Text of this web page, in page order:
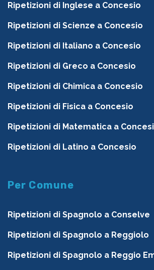
Ripetizioni di Inglese a Concesio
Ripetizioni di Scienze a Concesio
Ripetizioni di Italiano a Concesio
Ripetizioni di Greco a Concesio
Ripetizioni di Chimica a Concesio
Ripetizioni di Fisica a Concesio
Ripetizioni di Matematica a
Ripetizioni di Latino a Concesio
Per Comune
Ripetizioni di Spagnolo a Conselve
Ripetizioni di Spagnolo a Reggiolo
Ripetizioni di Spagnolo a Reggio